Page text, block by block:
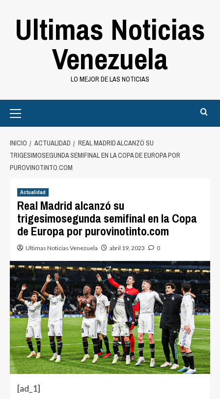
Ultimas Noticias
Venezuela
LO MEJOR DE LAS NOTICIAS
Menu
INICIO ACTUALIDAD
REAL MADRID ALCANZÓ SU
TRIGESIMOSEGUNDA SEMIFINAL EN LA COPA DE EUROPA POR
PUROVINOTINTO.COM
Actualidad
Real Madrid alcanzó su
trigesimosegunda semifinal en la Copa
de Europa por purovinotinto.com
Ultimas Noticias Venezuela abril 19, 2023 0
[ad_1]